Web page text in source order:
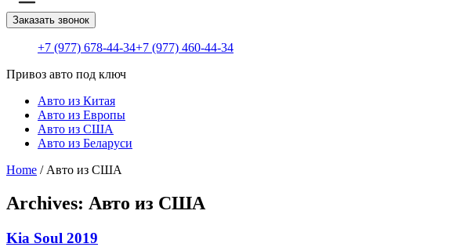
Заказать звонок
+7 (977) 678-44-34+7 (977) 460-44-34
Привоз авто под ключ
Авто из Китая
Авто из Европы
Авто из США
Авто из Беларуси
Home / Авто из США
Archives: Авто из США
Kia Soul 2019